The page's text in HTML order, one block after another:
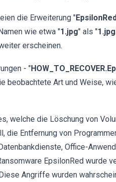
die Erweiterung "
wie etwa "1.jpg" als "
erscheinen.
- "
beobachtete Art und Weise,
die Löschung von
die Entfernung von
Office-
EpsilonRed wurde
Angriffe wurden